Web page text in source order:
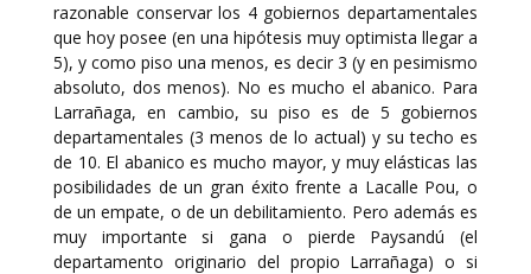
razonable conservar los 4 gobiernos departamentales
que hoy posee (en una hipótesis muy optimista llegar a
5), y como piso una menos, es decir 3 (y en pesimismo
absoluto, dos menos). No es mucho el abanico. Para
Larrañaga, en cambio, su piso es de 5 gobiernos
departamentales (3 menos de lo actual) y su techo es
de 10. El abanico es mucho mayor, y muy elásticas las
posibilidades de un gran éxito frente a Lacalle Pou, o
de un empate, o de un debilitamiento. Pero además es
muy importante si gana o pierde Paysandú (el
departamento originario del propio Larrañaga) o si